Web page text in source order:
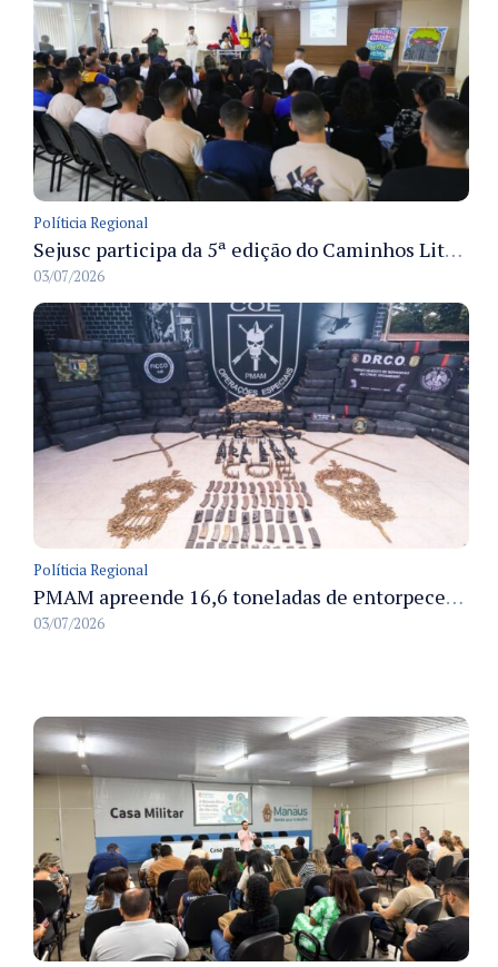
Políticia Regional
Sejusc participa da 5ª edição do Caminhos Literários com foco na cultura hip-hop nas unidades socioeducativas
03/07/2026
Políticia Regional
PMAM apreende 16,6 toneladas de entorpecentes e registra aumento nas prisões em flagrante e nas capturas de foragidos no primeiro semestre de 2026
03/07/2026